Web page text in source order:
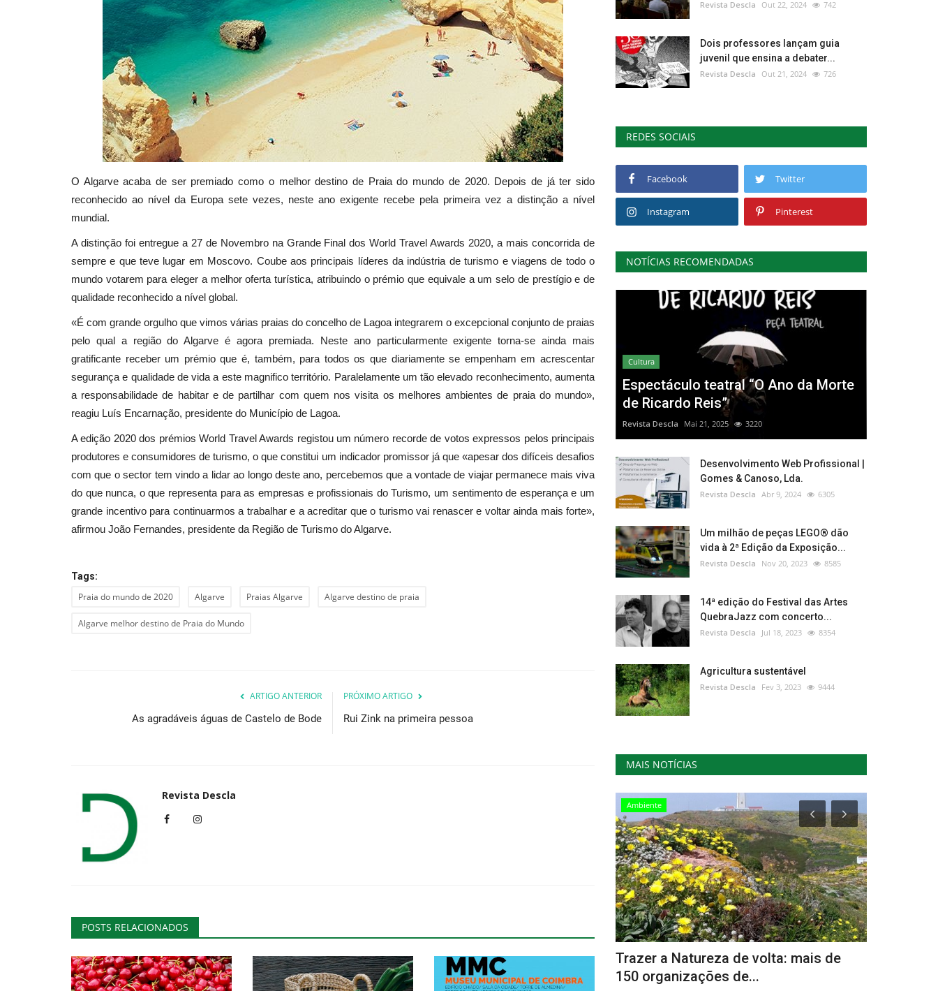
O Algarve acaba de ser premiado como o melhor destino de Praia do mundo de 2020. Depois de já ter sido
reconhecido ao nível da Europa sete vezes, neste ano exigente recebe pela primeira vez a distinção a nível
mundial.
A distinção foi entregue a 27 de Novembro na Grande Final dos World Travel Awards 2020, a mais concorrida de
sempre e que teve lugar em Moscovo. Coube aos principais líderes da indústria de turismo e viagens de todo o
mundo votarem para eleger a melhor oferta turística, atribuindo o prémio que equivale a um selo de prestígio e de
qualidade reconhecido a nível global.
«É com grande orgulho que vimos várias praias do concelho de Lagoa integrarem o excepcional conjunto de praias
pelo qual a região do Algarve é agora premiada. Neste ano particularmente exigente torna-se ainda mais
gratificante receber um prémio que é, também, para todos os que diariamente se empenham em acrescentar
segurança e qualidade de vida a este magnifico território. Paralelamente um tão elevado reconhecimento, aumenta
a responsabilidade de habitar e de partilhar com quem nos visita os melhores ambientes de praia do mundo»,
reagiu Luís Encarnação, presidente do Município de Lagoa.
A edição 2020 dos prémios World Travel Awards registou um número recorde de votos expressos pelos principais
produtores e consumidores de turismo, o que constitui um indicador promissor já que «apesar dos difíceis desafios
com que o sector tem vindo a lidar ao longo deste ano, percebemos que a vontade de viajar permanece mais viva
do que nunca, o que representa para as empresas e profissionais do Turismo, um sentimento de esperança e um
grande incentivo para continuarmos a trabalhar e a acreditar que o turismo vai renascer e voltar ainda mais forte»,
afirmou João Fernandes, presidente da Região de Turismo do Algarve.
Tags:
Praia do mundo de 2020 Algarve Praias Algarve Algarve destino de praia
Algarve melhor destino de Praia do Mundo
ARTIGO ANTERIOR
As agradáveis águas de Castelo de Bode
PRÓXIMO ARTIGO
Rui Zink na primeira pessoa
Revista Descla
POSTS RELACIONADOS
Revista Descla Out 22, 2024 742
Dois professores lançam guia
juvenil que ensina a debater...
Revista Descla Out 21, 2024 726
REDES SOCIAIS
Facebook Twitter
Instagram Pinterest
NOTÍCIAS RECOMENDADAS
Cultura
Espectáculo teatral “O Ano da Morte
de Ricardo Reis”
Revista Descla Mai 21, 2025 3220
Desenvolvimento Web Profissional |
Gomes & Canoso, Lda.
Revista Descla Abr 9, 2024 6305
Um milhão de peças LEGO® dão
vida à 2ª Edição da Exposição...
Revista Descla Nov 20, 2023 8585
14ª edição do Festival das Artes
QuebraJazz com concerto...
Revista Descla Jul 18, 2023 8354
Agricultura sustentável
Revista Descla Fev 3, 2023 9444
MAIS NOTÍCIAS
Lazer
Teatro infantil regressa à Casa da
Cultura com "Monstros...
Almada: Um Território em Seis
Ecologias é a nova exposição...
Ambiente
Trazer a Natureza de volta: mais de
150 organizações de...